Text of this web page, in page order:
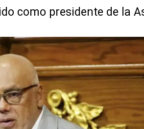
como presidente de la